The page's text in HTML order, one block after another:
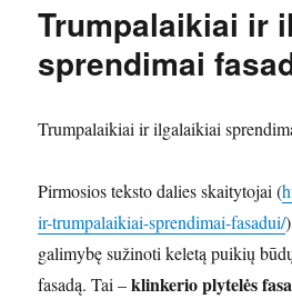
Trumpalaikiai ir
sprendimai
Trumpalaikiai ir ilgalaikiai
Pirmosios teksto dalies skaitytojai (
ir-trumpalaikiai-sprendimai-fasadui/
galimybę sužinoti keletą puikių
fasadą. Tai –klinkerio plytelės